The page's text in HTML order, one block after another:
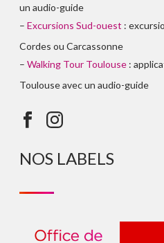
un audio-guide
–Excursions Sud-ouest :
Cordes ou Carcassonne
–Walking Tour Toulouse :
Toulouse avec un audio-guide
NOS LABELS